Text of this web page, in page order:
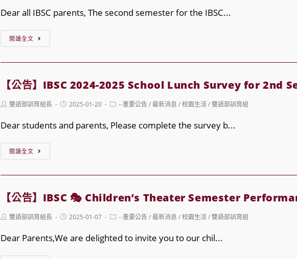
Conference
Orchid
Show
Dear all IBSC parents, The second semester for the IBSC...
閱讀全文
IBSC
113-
After-
School
【公告】IBSC 2024-2025 School Lunch Survey for 2nd
Post雙語部訓育組長
Post2025-01-20
Post--重要公告 / 最新消息 / 校園生活 / 雙語部訓育組
Dear students and parents, Please complete the survey b...
閱讀全文
IBSC
2024-
School
Lunch
【公告】IBSC 🎭 Children’s Theater Semester
Post雙語部訓育組長
Post2025-01-07
Post--重要公告 / 最新消息 / 校園生活 / 雙語部訓育組
Dear Parents,We are delighted to invite you to our chil...